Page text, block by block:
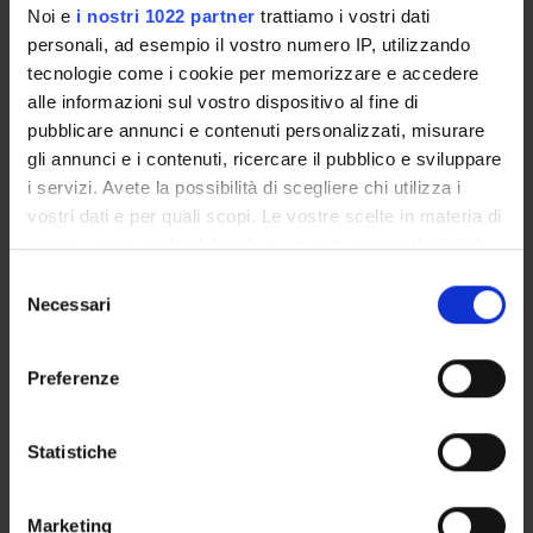
Noi e i nostri 1022 partner trattiamo i vostri dati
personali, ad esempio il vostro numero IP, utilizzando
tecnologie come i cookie per memorizzare e accedere
alle informazioni sul vostro dispositivo al fine di
pubblicare annunci e contenuti personalizzati, misurare
gli annunci e i contenuti, ricercare il pubblico e sviluppare
i servizi. Avete la possibilità di scegliere chi utilizza i
vostri dati e per quali scopi. Le vostre scelte in materia di
privacy sono applicabili solo su questa proprietà digitale
modificare o revocare il proprio consenso in qualsiasi
momento dalla Dichiarazione sui cookie o facendo clic
raccogliere informazioni sulla tua posizione
geografica, con un'approssimazione di qualche
delNecessari
Preferenze
Statistiche
Marketing
attività sportive innovative e sostenibili
[LM-47]
Classe di appartenenza: LM-47
Sede: Vicenza
CORSO A ESAURIMENTO
Classe di appartenenza: LM-77